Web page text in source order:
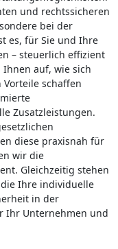
und rechtssicheren
bei der
es, für Sie und Ihre
– steuerlich effizient
auf, wie sich
schaffen
Zusatzleistungen.
diese praxisnah für
wir die
Gleichzeitig stehen
Ihre individuelle
in der
Ihr Unternehmen und